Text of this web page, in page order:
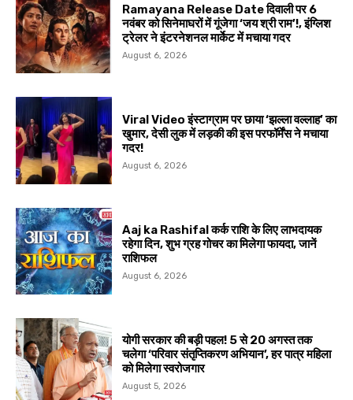
Ramayana Release Date दिवाली पर 6
नवंबर को सिनेमाघरों में गूंजेगा ‘जय श्री राम’!, इंग्लिश
ट्रेलर ने इंटरनेशनल मार्केट में मचाया गदर
August 6, 2026
Viral Video इंस्टाग्राम पर छाया ‘झल्ला वल्लाह’ का
खुमार, देसी लुक में लड़की की इस परफॉर्मेंस ने मचाया
गदर!
August 6, 2026
Aaj ka Rashifal कर्क राशि के लिए लाभदायक
रहेगा दिन, शुभ ग्रह गोचर का मिलेगा फायदा, जानें
राशिफल
August 6, 2026
योगी सरकार की बड़ी पहल! 5 से 20 अगस्त तक
चलेगा ‘परिवार संतृप्तिकरण अभियान’, हर पात्र महिला
को मिलेगा स्वरोजगार
August 5, 2026